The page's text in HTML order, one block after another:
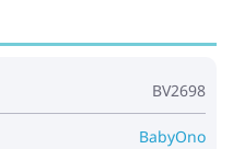
BV2698
BabyOno